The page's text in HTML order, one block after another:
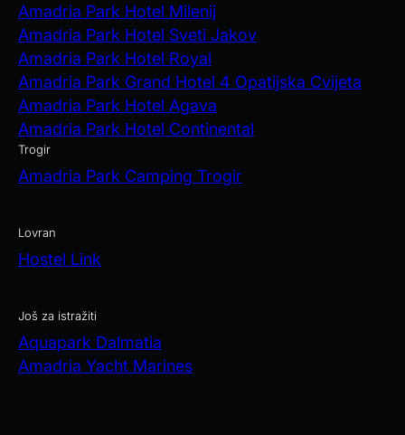
Amadria Park Hotel Milenij
Amadria Park Hotel Sveti Jakov
Amadria Park Hotel Royal
Amadria Park Grand Hotel 4 Opatijska Cvijeta
Amadria Park Hotel Agava
Amadria Park Hotel Continental
Trogir
Amadria Park Camping Trogir
Lovran
Hostel Link
Još za istražiti
Aquapark Dalmatia
Amadria Yacht Marines